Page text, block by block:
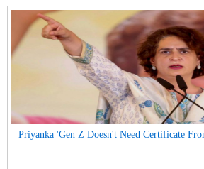
Priyanka 'Gen Z Doesn't Need Certificate